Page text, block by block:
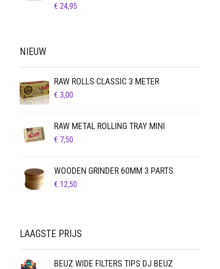
€ 24,95
NIEUW
RAW ROLLS CLASSIC 3 METER
€ 3,00
RAW METAL ROLLING TRAY MINI
€ 7,50
WOODEN GRINDER 60MM 3 PARTS
€ 12,50
LAAGSTE PRIJS
BEUZ WIDE FILTERS TIPS DJ BEUZ